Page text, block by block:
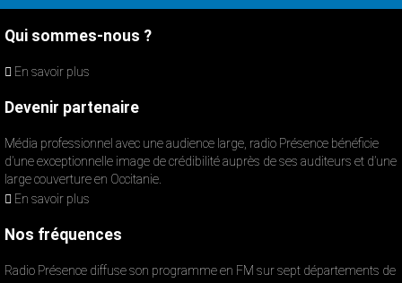
Qui sommes-nous ?
En savoir plus
Devenir partenaire
Média professionnel avec une audience large, radio Présence bénéficie
d’une exceptionnelle image de crédibilité auprès de ses auditeurs et d’une
large couverture en Occitanie.
En savoir plus
Nos fréquences
Radio Présence diffuse son programme en FM sur sept départements de